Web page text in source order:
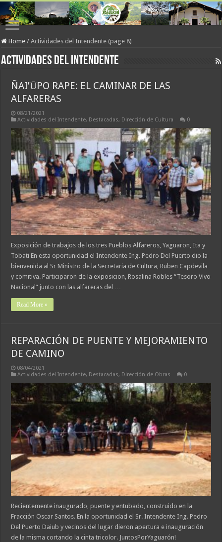
Home / Actividades del Intendente (page 8)
Actividades del Intendente
ÑAI’ŪPO RAPE: EL CAMINAR DE LAS
ALFARERAS
08/21/2021
Actividades del Intendente, Destacadas, Dirección de Cultura 0
Exposición de trabajos de los tres Pueblos Alfareros, Yaguaron, Ita y
Tobati En esta oportunidad el Intendente Ing. Pedro Del Puerto dio la
bienvenida al Sr Ministro de la Secretaria de Cultura, Ruben Capdevila
y comitiva. Participaron de la exposicion, Rosalina Robles “Tesoro Vivo
Nacional” junto con las alfareras del …
Read More »
REPARACIÓN DE PUENTE Y MEJORAMIENTO
DE CAMINO
08/04/2021
Actividades del Intendente, Destacadas, Dirección de Obras 0
Recientemente inaugurado, puente y entubado, construido en la
Fracción Oscar Santos. En la oportunidad el Sr. Intendente Ing. Pedro
Del Puerto Daiub y vecinos del lugar dieron apertura e inauguración
de la misma cortando la cinta tricolor. JuntosPorYaguarón!